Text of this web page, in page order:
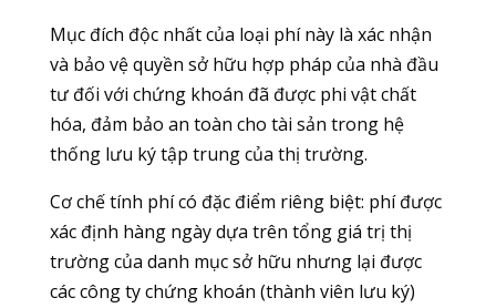
Mục đích độc nhất của loại phí này là xác nhận
và bảo vệ quyền sở hữu hợp pháp của nhà đầu
tư đối với chứng khoán đã được phi vật chất
hóa, đảm bảo an toàn cho tài sản trong hệ
thống lưu ký tập trung của thị trường.
Cơ chế tính phí có đặc điểm riêng biệt: phí được
xác định hàng ngày dựa trên tổng giá trị thị
trường của danh mục sở hữu nhưng lại được
các công ty chứng khoán (thành viên lưu ký)